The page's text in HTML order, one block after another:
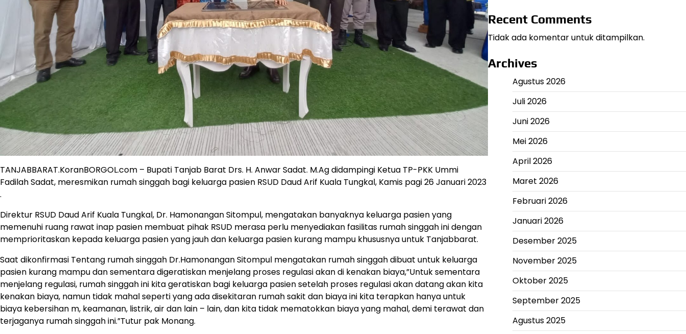
TANJABBARAT.KoranBORGOL.com – Bupati Tanjab Barat Drs. H. Anwar Sadat. M.Ag didampingi Ketua TP-PKK Ummi
Fadilah Sadat, meresmikan rumah singgah bagi keluarga pasien RSUD Daud Arif Kuala Tungkal, Kamis pagi 26 Januari 2023
.
Direktur RSUD Daud Arif Kuala Tungkal, Dr. Hamonangan Sitompul, mengatakan banyaknya keluarga pasien yang
memenuhi ruang rawat inap pasien membuat pihak RSUD merasa perlu menyediakan fasilitas rumah singgah ini dengan
memprioritaskan kepada keluarga pasien yang jauh dan keluarga pasien kurang mampu khususnya untuk Tanjabbarat.
Saat dikonfirmasi Tentang rumah singgah Dr.Hamonangan Sitompul mengatakan rumah singgah dibuat untuk keluarga
pasien kurang mampu dan sementara digeratiskan menjelang proses regulasi akan di kenakan biaya,”Untuk sementara
menjelang regulasi, rumah singgah ini kita geratiskan bagi keluarga pasien setelah proses regulasi akan datang akan kita
kenakan biaya, namun tidak mahal seperti yang ada disekitaran rumah sakit dan biaya ini kita terapkan hanya untuk
biaya kebersihan m, keamanan, listrik, air dan lain – lain, dan kita tidak mematokkan biaya yang mahal, demi terawat dan
terjaganya rumah singgah ini.”Tutur pak Monang.
Recent Comments
Tidak ada komentar untuk ditampilkan.
Archives
Agustus 2026
Juli 2026
Juni 2026
Mei 2026
April 2026
Maret 2026
Februari 2026
Januari 2026
Desember 2025
November 2025
Oktober 2025
September 2025
Agustus 2025